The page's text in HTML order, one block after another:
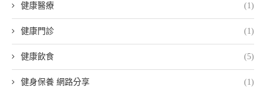
健康醫療 (1)
健康門診 (1)
健康飲食 (5)
健身保養 網路分享 (1)